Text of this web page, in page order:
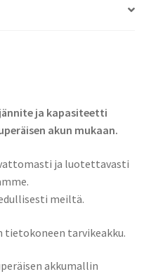
ja kapasiteetti
akun mukaan.
ja luotettavasti
meiltä.
tietokoneen tarvikeakku.
akkumallin